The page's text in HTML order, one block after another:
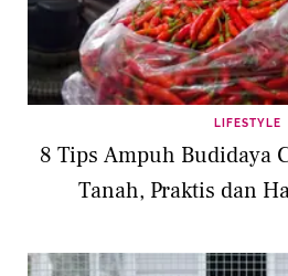
LIFESTYLE
8 Tips Ampuh Budidaya
Tanah, Praktis dan